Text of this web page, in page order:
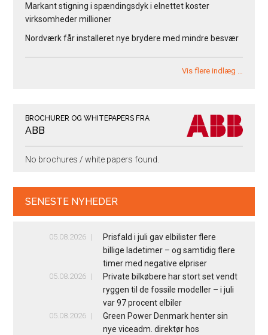
Markant stigning i spændingsdyk i elnettet koster
virksomheder millioner
Nordværk får installeret nye brydere med mindre besvær
Vis flere indlæg …
BROCHURER OG WHITEPAPERS FRA
ABB
No brochures / white papers found.
SENESTE NYHEDER
05.08.2026
Prisfald i juli gav elbilister flere
billige ladetimer – og samtidig flere
timer med negative elpriser
05.08.2026
Private bilkøbere har stort set vendt
ryggen til de fossile modeller – i juli
var 97 procent elbiler
05.08.2026
Green Power Denmark henter sin
nye viceadm. direktør hos